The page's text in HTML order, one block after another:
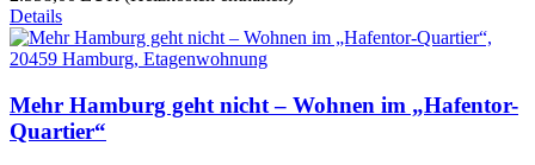
Details
Mehr Hamburg geht nicht – Wohnen im „Hafentor-
Quartier“